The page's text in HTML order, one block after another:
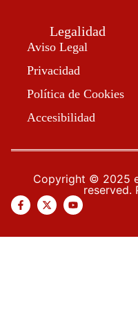
Legalidad
Aviso Legal
Privacidad
Política de Cookies
Accesibilidad
Copyright © 2025
reserved.